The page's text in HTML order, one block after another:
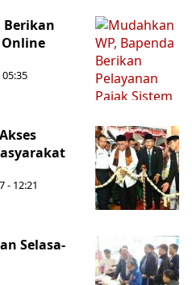
Berikan
- 12:21
Selasa-